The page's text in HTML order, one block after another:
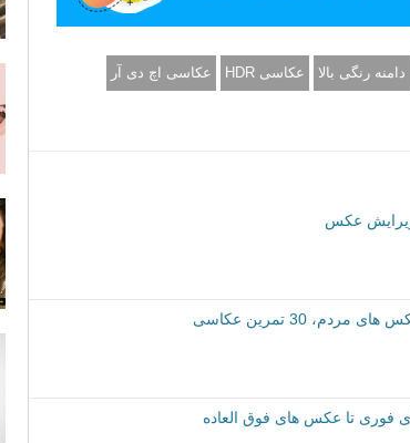
دامنه رنگی بالا عکاسی HDR عکاسی اچ دی آر
عکس
30 تمرین عکاسی
فوری تا عکس های فوق العاده